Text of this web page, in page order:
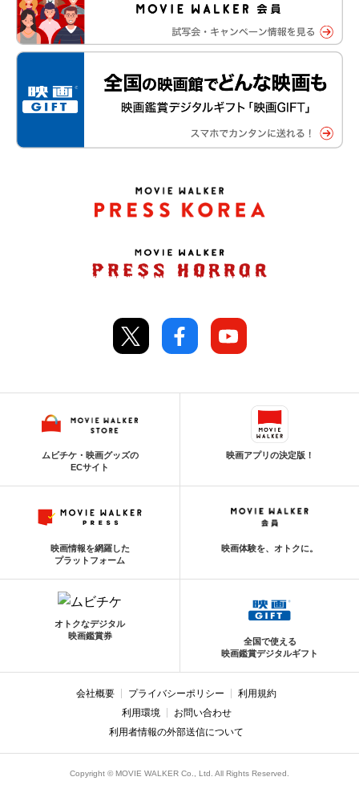
ムビチケ・映画グッズの
ECサイト
映画アプリの決定版！
映画情報を網羅した
プラットフォーム
映画体験を、オトクに。
オトクなデジタル
映画鑑賞券
全国で使える
映画鑑賞デジタルギフト
会社概要 プライバシーポリシー
利用規約
利用環境
お問い合わせ
利用者情報の外部送信について
Copyright © MOVIE WALKER Co., Ltd. All Rights Reserved.